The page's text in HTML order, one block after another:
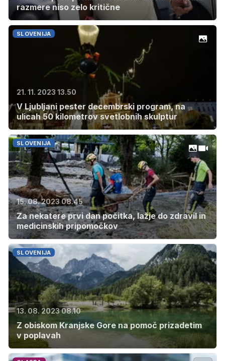
razmere niso zelo kritične
SLOVENIJA
21. 11. 2023 13.50
V Ljubljani pester decembrski program, na
ulicah 50 kilometrov svetlobnih skulptur
SLOVENIJA
15. 08. 2023 08.45
Za nekatere prvi dan počitka, lažje do zdravil in
medicinskih pripomočkov
SLOVENIJA
13. 08. 2023 08.10
Z obiskom Kranjske Gore na pomoč prizadetim
v poplavah